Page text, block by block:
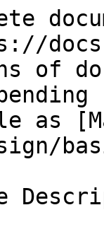
of
as